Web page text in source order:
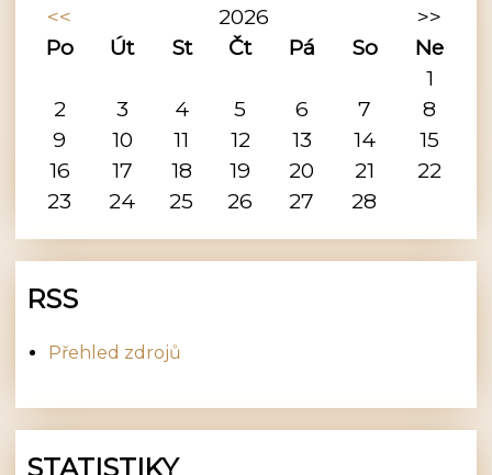
<<
2026
>>
Po
Út St Čt Pá So
Ne
1
2
3 4 5 6 7
8
9
10 11 12 13 14
15
16
17 18 19 20 21
22
23
24 25 26 27 28
RSS
Přehled zdrojů
STATISTIKY